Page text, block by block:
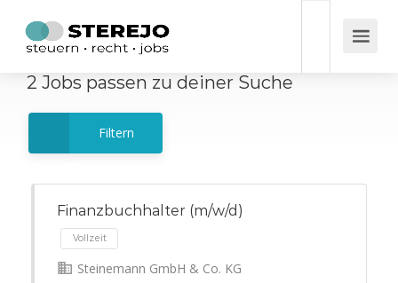
2 Jobs passen zu deiner Suche
Filtern
Finanzbuchhalter (m/w/d)
Steinemann GmbH & Co. KG